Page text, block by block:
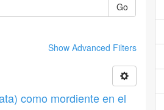
Go
Show Advanced Filters
como mordiente en el